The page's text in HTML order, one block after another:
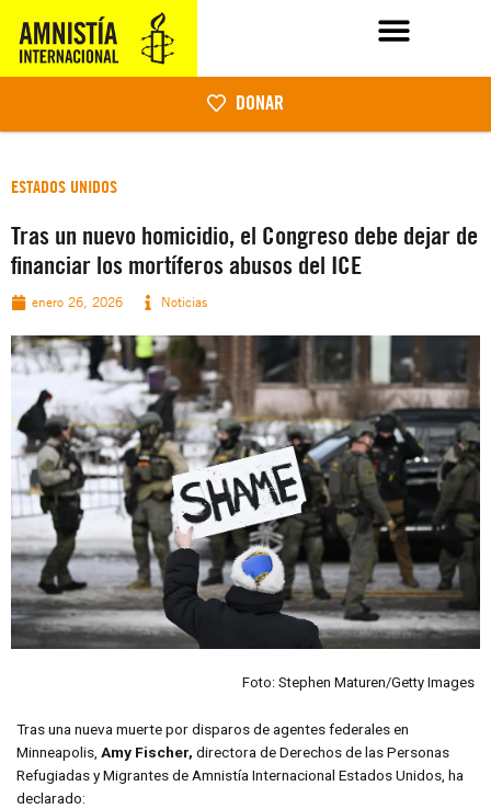
DONAR
ESTADOS UNIDOS
Tras un nuevo homicidio, el Congreso debe dejar de
financiar los mortíferos abusos del ICE
enero 26, 2026 Noticias
Foto: Stephen Maturen/Getty Images
Tras una nueva muerte por disparos de agentes federales en
Minneapolis, Amy Fischer, directora de Derechos de las Personas
Refugiadas y Migrantes de Amnistía Internacional Estados Unidos, ha
declarado: